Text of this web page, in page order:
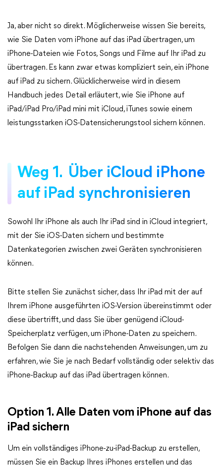
Ja, aber nicht so direkt. Möglicherweise wissen Sie bereits,
wie Sie Daten vom iPhone auf das iPad übertragen, um
iPhone-Dateien wie Fotos, Songs und Filme auf Ihr iPad zu
übertragen. Es kann zwar etwas kompliziert sein, ein iPhone
auf iPad zu sichern. Glücklicherweise wird in diesem
Handbuch jedes Detail erläutert, wie Sie iPhone auf
iPad/iPad Pro/iPad mini mit iCloud, iTunes sowie einem
leistungsstarken iOS-Datensicherungstool sichern können.
Weg 1. Über iCloud iPhone
auf iPad synchronisieren
Sowohl Ihr iPhone als auch Ihr iPad sind in iCloud integriert,
mit der Sie iOS-Daten sichern und bestimmte
Datenkategorien zwischen zwei Geräten synchronisieren
können.
Bitte stellen Sie zunächst sicher, dass Ihr iPad mit der auf
Ihrem iPhone ausgeführten iOS-Version übereinstimmt oder
diese übertrifft, und dass Sie über genügend iCloud-
Speicherplatz verfügen, um iPhone-Daten zu speichern.
Befolgen Sie dann die nachstehenden Anweisungen, um zu
erfahren, wie Sie je nach Bedarf vollständig oder selektiv das
iPhone-Backup auf das iPad übertragen können.
Option 1. Alle Daten vom iPhone auf das
iPad sichern
Um ein vollständiges iPhone-zu-iPad-Backup zu erstellen,
müssen Sie ein Backup Ihres iPhones erstellen und das